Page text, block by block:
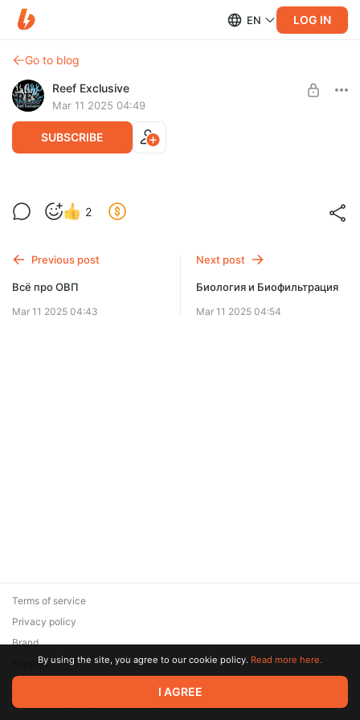
EN LOG IN
Go to blog
Reef Exclusive
Mar 11 2025 04:49
SUBSCRIBE
рН в Морском Аквариуме
этом видео!
UNLOCK POST
2
Previous post
Всё про ОВП
Mar 11 2025 04:43
Next post
Биология и Биофильтрация
Mar 11 2025 04:54
© 2026 Zaya Solutions Limited. All rights reserved. All trademarks
are the property of their respective owners.
Terms of service
Privacy policy
Brand
SupportBy using the site, you agree to our cookie policy. Read more here.
I AGREE